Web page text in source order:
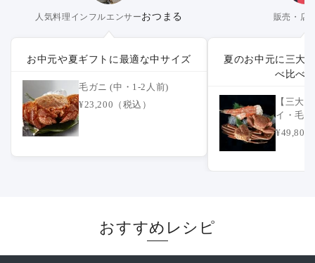
人気料理インフルエンサーおつまる
お中元や夏ギフトに最適な中サイズ
毛ガニ (中・1-2人前)
¥23,200（税込）
販売・店
夏のお中元に三大
べ比べ
【三大
イ・毛
人前)
¥49,800
おすすめレシピ